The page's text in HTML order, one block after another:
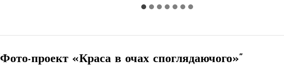
Фото-проект «Краса в очах споглядаючого»”